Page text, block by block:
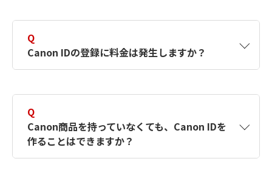
択したサービスから取得します。アカウントを
簡単に作成できるように、この情報を使用して
Canon IDの登録フォームを入力します。
Q
Canon IDの登録に料金は発生しますか？
Q
Canon商品を持っていなくても、Canon IDを
作ることはできますか？